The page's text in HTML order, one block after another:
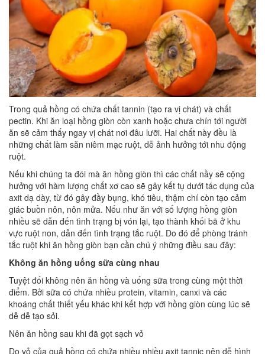
Trong quả hồng có chứa chất tannin (tạo ra vị chát) và chất
pectin. Khi ăn loại hồng giòn còn xanh hoặc chưa chín tới người
ăn sẽ cảm thấy ngay vị chát nơi đâu lưỡi. Hai chất này đều là
những chất làm săn niêm mạc ruột, dễ ảnh hưởng tới nhu động
ruột.
Nếu khi chúng ta đói mà ăn hồng giòn thì các chất nầy sẽ cộng
hưởng với hàm lượng chất xơ cao sẽ gây kết tụ dưới tác dụng của
axit dạ dày, từ đó gây đầy bụng, khó tiêu, thậm chí còn tạo cảm
giác buồn nôn, nôn mửa. Nếu như ăn với số lượng hồng giòn
nhiều sẽ dẫn đến tình trạng bị vón lại, tạo thành khối bã ở khu
vực ruột non, dẫn đến tình trạng tắc ruột. Do đó để phòng tránh
tắc ruột khi ăn hồng giòn bạn cần chú ý những điều sau đây:
Không ăn hồng uống sữa cùng nhau
Tuyệt đối không nên ăn hồng và uống sữa trong cùng một thời
điểm. Bởi sữa có chứa nhiều protein, vitamin, canxi và các
khoáng chất thiết yếu khác khi kết hợp với hồng giòn cùng lúc sẽ
dễ dễ tạo sỏi.
Nên ăn hồng sau khi đã gọt sạch vỏ
Do vỏ của quả hồng có chứa nhiều nhiều axit tannic nên dễ hình